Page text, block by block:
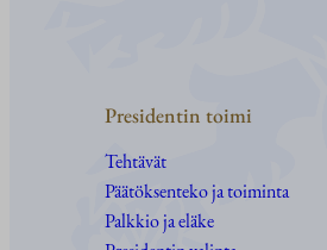
Presidentin toimi
Tehtävät
Päätöksenteko ja toiminta
Palkkio ja eläke